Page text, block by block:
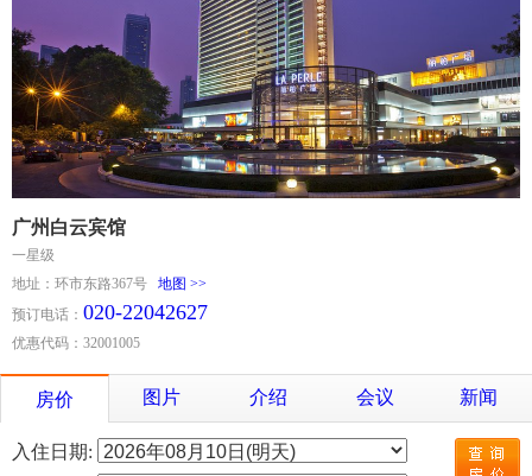
广州白云宾馆
一星级
地址：环市东路367号 地图 >>
预订电话： 020-22042627
优惠代码：32001005
房价 图片 介绍 会议 新闻
入住日期: